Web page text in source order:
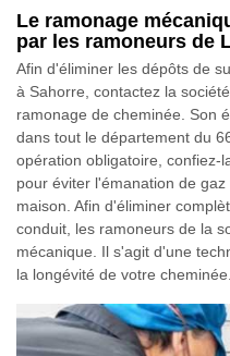
Le ramonage
par les ramoneurs de
Afin d'éliminer les dépôts de
à Sahorre, contactez la
ramonage de cheminée. Son
dans tout le département du
opération obligatoire, confiez-
pour éviter l'émanation de
maison. Afin d'éliminer
conduit, les ramoneurs de la
mécanique. Il s'agit d'une
la longévité de votre cheminée.